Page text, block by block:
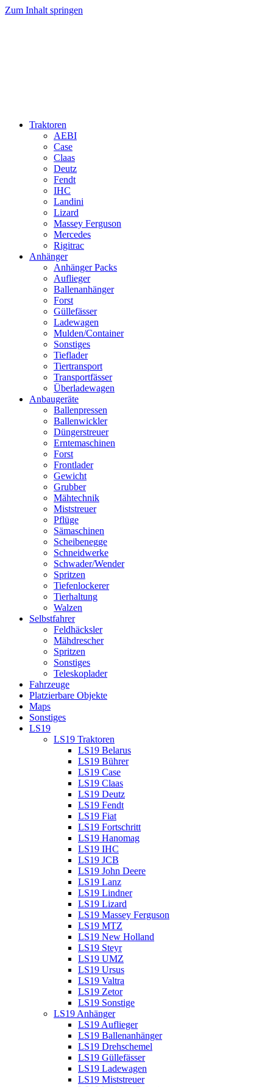
Zum Inhalt springen
Traktoren
AEBI
Case
Claas
Deutz
Fendt
IHC
Landini
Lizard
Massey Ferguson
Mercedes
Rigitrac
Anhänger
Anhänger Packs
Auflieger
Ballenanhänger
Forst
Güllefässer
Ladewagen
Mulden/Container
Sonstiges
Tieflader
Tiertransport
Transportfässer
Überladewagen
Anbaugeräte
Ballenpressen
Ballenwickler
Düngerstreuer
Erntemaschinen
Forst
Frontlader
Gewicht
Grubber
Mähtechnik
Miststreuer
Pflüge
Sämaschinen
Scheibenegge
Schneidwerke
Schwader/Wender
Spritzen
Tiefenlockerer
Tierhaltung
Walzen
Selbstfahrer
Feldhäcksler
Mähdrescher
Spritzen
Sonstiges
Teleskoplader
Fahrzeuge
Platzierbare Objekte
Maps
Sonstiges
LS19
LS19 Traktoren
LS19 Belarus
LS19 Bührer
LS19 Case
LS19 Claas
LS19 Deutz
LS19 Fendt
LS19 Fiat
LS19 Fortschritt
LS19 Hanomag
LS19 IHC
LS19 JCB
LS19 John Deere
LS19 Lanz
LS19 Lindner
LS19 Lizard
LS19 Massey Ferguson
LS19 MTZ
LS19 New Holland
LS19 Steyr
LS19 UMZ
LS19 Ursus
LS19 Valtra
LS19 Zetor
LS19 Sonstige
LS19 Anhänger
LS19 Auflieger
LS19 Ballenanhänger
LS19 Drehschemel
LS19 Güllefässer
LS19 Ladewagen
LS19 Miststreuer